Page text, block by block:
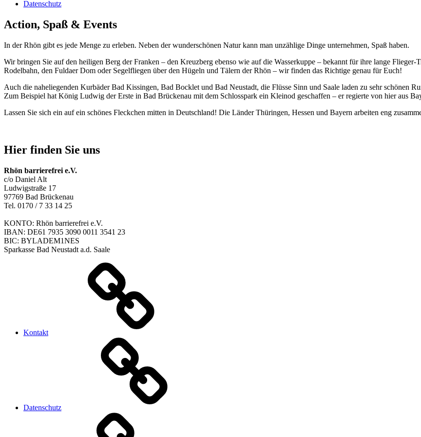
Datenschutz
Action, Spaß & Events
In der Rhön gibt es jede Menge zu erleben. Neben der wunderschönen Natur kann man unzählige Dinge unternehmen, Spaß haben.
Wir bringen Sie auf den heiligen Berg der Franken – den Kreuzberg ebenso wie auf die Wasserkuppe – bekannt für ihre lange
Rodelbahn, den Fuldaer Dom oder Segelfliegen über den Hügeln und Tälern der Rhön – wir finden das Richtige genau für Euch!
Auch die naheliegenden Kurbäder Bad Kissingen, Bad Bocklet und Bad Neustadt, die Flüsse Sinn und Saale laden zu sehr schönen
Zum Beispiel hat König Ludwig der Erste in Bad Brückenau mit dem Schlosspark ein Kleinod geschaffen – er regierte von hier aus
Lassen Sie sich ein auf ein schönes Fleckchen mitten in Deutschland! Die Länder Thüringen, Hessen und Bayern arbeiten eng
Hier finden Sie uns
Rhön barrierefrei e.V.
c/o Daniel Alt
Ludwigstraße 17
97769 Bad Brückenau
Tel. 0170 / 7 33 14 25
KONTO: Rhön barrierefrei e.V.
IBAN: DE61 7935 3090 0011 3541 23
BIC: BYLADEM1NES
Sparkasse Bad Neustadt a.d. Saale
Kontakt
Datenschutz